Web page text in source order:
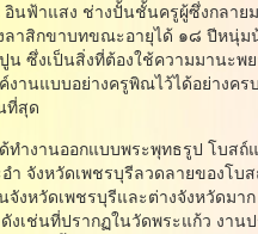
สง ช่างปั้นชั้นครูผู้ซึ่งกลายมา
าสิกขาบทขณะอายุได้ ๑๘ ปีหนุ่ม
ซึ่งเป็นสิ่งที่ต้องใช้ความมานะพ
านแบบอย่างครูพิณไว้ได้อย่าง
ที่สุด
นออกแบบพระพุทธรูป โบสถ์แ
จังหวัดเพชรบุรีลวดลายของโบ
งหวัดเพชรบุรีและต่างจังหวัดม
เช่นที่ปรากฏในวัดพระแก้ว งาน